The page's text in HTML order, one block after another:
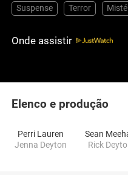
Suspense Terror
Onde assistir
Elenco e produção
Perri Lauren
Jenna Deyton
Sean
Rick